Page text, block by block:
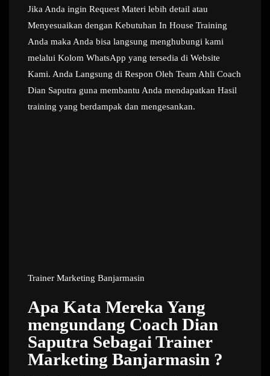
Jika Anda ingin Request Materi lebih detail atau
Menyesuaikan dengan Kebutuhan In House Training
Anda maka Anda bisa langsung menghubungi kami
melalui Kolom WhatsApp yang tersedia di Website
Kami. Anda Langsung di Respon Oleh Team Ahli Coach
Dian Saputra guna membantu Anda mendapatkan Hasil
training yang berdampak dan mengesankan.
Trainer Marketing Banjarmasin
Apa Kata Mereka Yang
mengundang Coach Dian
Saputra Sebagai Trainer
Marketing Banjarmasin ?